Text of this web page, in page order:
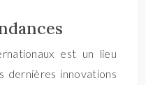
est un lieu
dernières innovations